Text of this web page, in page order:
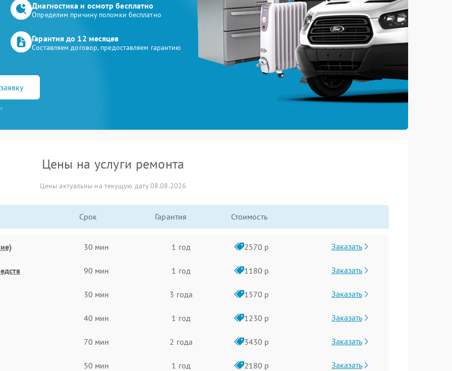
Диагностика и осмотр бесплатно
Определим причину поломки бесплатно
Гарантия до 12 месяцев
Составляем договор, предоставляем гарантию
Цены на услуги ремонта
Цены актуальны на текущую дату 08.08.2026
Срок Гарантия Стоимость
30 мин 1 год 2570 р Заказать
90 мин 1 год 1180 р Заказать
30 мин 3 года 1570 р Заказать
40 мин 1 год 1230 р Заказать
70 мин 2 года 3430 р Заказать
50 мин 1 год 2180 р Заказать